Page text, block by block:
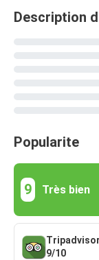
Description
Popularite
9 Très bien
Tripadvisor
9/10